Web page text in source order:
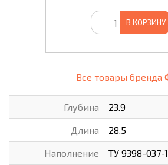
В КОРЗИНУ
Все товары бренда
Глубина 23.9
Длина 28.5
Наполнение ТУ 9398-037-